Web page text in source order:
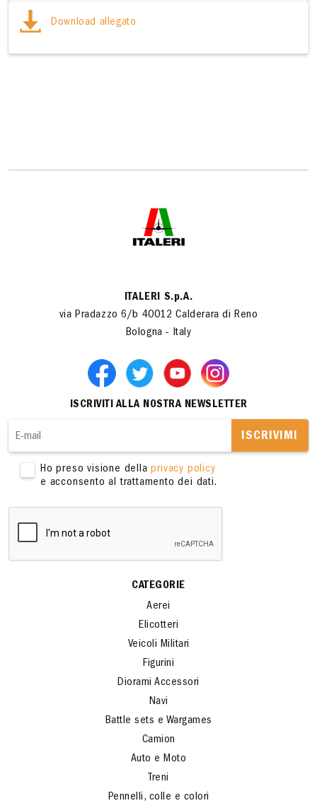
Download allegato
ITALERI S.p.A.
via Pradazzo 6/b 40012 Calderara di Reno
Bologna - Italy
ISCRIVITI ALLA NOSTRA NEWSLETTER
ISCRIVIMI
Ho preso visione dellaprivacy policy
e acconsento al trattamento dei dati.
CATEGORIE
Aerei
Elicotteri
Veicoli Militari
Figurini
Diorami Accessori
Navi
Battle sets e Wargames
Camion
Auto e Moto
Treni
Pennelli, colle e colori